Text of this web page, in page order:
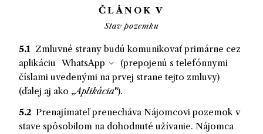
ČLÁNOK V
Stav pozemku
5.1 Zmluvné strany budú komunikovať primárne cez
aplikáciu
(prepojenú s telefónnymi
číslami uvedenými na prvej strane tejto zmluvy)
(ďalej aj ako „Aplikácia").
5.2 Prenajímateľ prenecháva Nájomcovi pozemok v
stave spôsobilom na dohodnuté užívanie. Nájomca